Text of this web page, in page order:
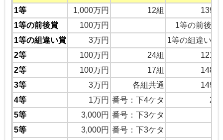
1等
1,000万円 12組
1等の前後賞
100万円
1等の前後の
1等の組違い賞
3万円
1等の組違い同
2等
100万円 24組
2等
100万円 17組
3等
3万円 各組共通
4等
1万円 番号：下4ケタ
5等
3,000円 番号：下3ケタ
5等
3,000円 番号：下3ケタ